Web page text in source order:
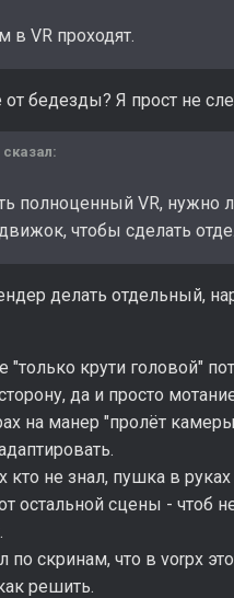
в VR проходят.
бедезды? Я прост не
сказал:
полноценный VR, нужно
чтобы сделать
делать отдельный,
крути головой"
да и просто
на манер "пролёт
кто не знал, пушка в
остальной сцены - чтоб
по скринам, что в vorpx
решить.